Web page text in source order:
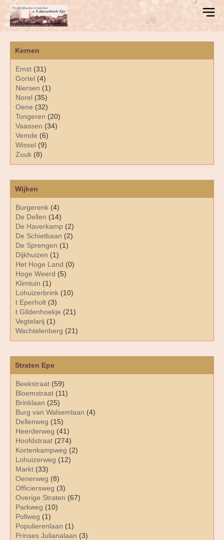
Kernen
Emst (31)
Gortel (4)
Niersen (1)
Norel (35)
Oene (32)
Tongeren (20)
Vaassen (34)
Vemde (6)
Wissel (9)
Zuuk (8)
Straten Epe
Beekstraat (59)
Bloemstraat (11)
Brinklaan (25)
Burg van Walsemlaan (4)
Dellenweg (15)
Heerderweg (41)
Hoofdstraat (274)
Kortenkampweg (2)
Lohuizerweg (12)
Markt (33)
Oenerweg (8)
Officiersweg (3)
Overige Straten (67)
Parkweg (10)
Pollweg (1)
Populierenlaan (1)
Prinses Julianalaan (3)
Wijken
Burgerenk (4)
De Dellen (14)
De Haverkamp (2)
De Schietbaan (2)
De Sprengen (1)
Dijkhuizen (1)
Het Hoge Land (0)
Hoge Weerd (5)
Klimtuin (1)
Lohuizerbrink (10)
t Eperholt (3)
t Gildenhoekje (21)
Vegtelarij (1)
Wachtelenberg (21)